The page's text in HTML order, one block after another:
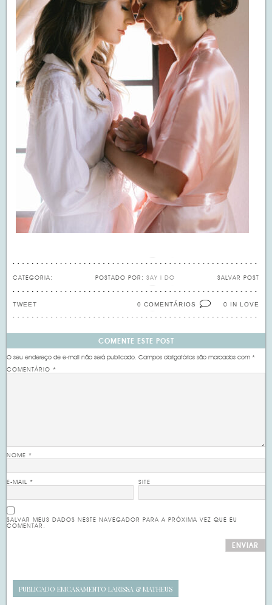
CATEGORIA: SALVAR POST
POSTADO POR: SAY I DO
0 IN LOVE
0 COMENTÁRIOS
TWEET
COMENTE ESTE POST
O seu endereço de e-mail não será publicado. Campos obrigatórios são marcados com*
COMENTÁRIO*
NOME*
E-MAIL* SITE
SALVAR MEUS DADOS NESTE NAVEGADOR PARA A PRÓXIMA VEZ QUE EU
COMENTAR.
PUBLICADO EMCASAMENTO LARISSA & MATHEUS